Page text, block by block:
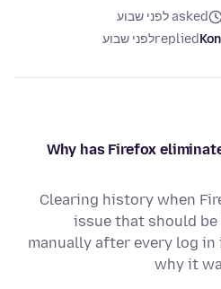
asked לפני שבוע
repliedלפני שבוע
Why has Firefox
Clearing history when
issue that should
manually after every log
why it